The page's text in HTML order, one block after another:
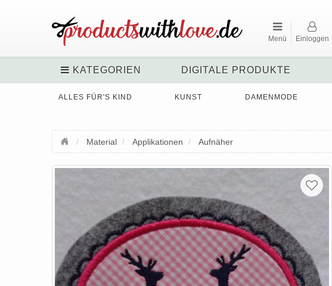
Menü Einloggen
KATEGORIEN DIGITALE PRODUKTE
ALLES FÜR'S KIND KUNST DAMENMODE
Material Applikationen Aufnäher